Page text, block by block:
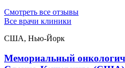
Смотреть все отзывы
Все врачи клиники
США, Нью-Йорк
Мемориальный